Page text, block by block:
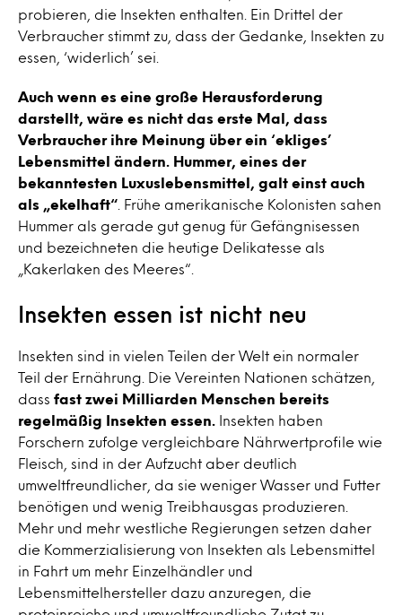
probieren, die Insekten enthalten. Ein Drittel der
Verbraucher stimmt zu, dass der Gedanke, Insekten zu
essen, ‘widerlich’ sei.
Auch wenn es eine große Herausforderung
darstellt, wäre es nicht das erste Mal, dass
Verbraucher ihre Meinung über ein ‘ekliges’
Lebensmittel ändern. Hummer, eines der
bekanntesten Luxuslebensmittel, galt einst auch
als „ekelhaft“ . Frühe amerikanische Kolonisten sahen
Hummer als gerade gut genug für Gefängnisessen
und bezeichneten die heutige Delikatesse als
„Kakerlaken des Meeres“.
Insekten essen ist nicht neu
Insekten sind in vielen Teilen der Welt ein normaler
Teil der Ernährung. Die Vereinten Nationen schätzen,
dass fast zwei Milliarden Menschen bereits
regelmäßig Insekten essen.
Insekten haben
Forschern zufolge vergleichbare Nährwertprofile wie
Fleisch, sind in der Aufzucht aber deutlich
umweltfreundlicher, da sie weniger Wasser und Futter
benötigen und wenig Treibhausgas produzieren.
Mehr und mehr westliche Regierungen setzen daher
die Kommerzialisierung von Insekten als Lebensmittel
in Fahrt um mehr Einzelhändler und
Lebensmittelhersteller dazu anzuregen, die